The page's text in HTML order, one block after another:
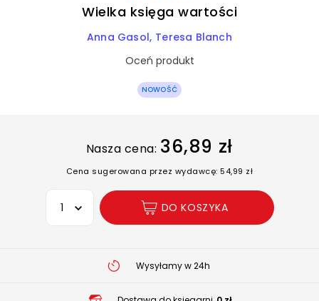
NOWOŚĆ
Wielka księga wartości
Anna Gasol Teresa Blanch
Oceń produkt
Nasza cena: 36,89 zł
Cena sugerowana przez wydawcę: 54,99 zł
Wybierz opcję
DO KOSZYKA
Wysyłamy w 24h